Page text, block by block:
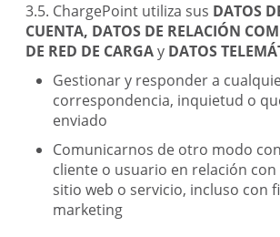
ChargePoint utiliza sus DATOS
CUENTA, DATOS DE RELACIÓN
DE RED DE CARGAy DATOS
Gestionar y responder a
correspondencia, inquietud o
enviado
Comunicarnos de otro modo
cliente o usuario en relación
sitio web o servicio, incluso con
marketing